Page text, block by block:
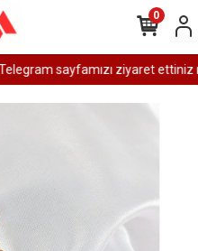
sayfamızı ziyaret ettiniz
0